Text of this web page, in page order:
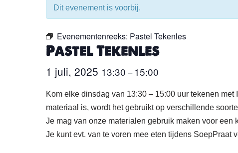
Dit evenement is voorbij.
Evenementenreeks: Pastel Tekenles
Pastel Tekenles
1 juli, 2025 13:30 – 15:00
Kom elke dinsdag van 13:30 – 15:00 uur tekenen
materiaal is, wordt het gebruikt op verschillende
Je mag van onze materialen gebruik maken voor een
Je kunt evt. van te voren mee eten tijdens SoepPraat